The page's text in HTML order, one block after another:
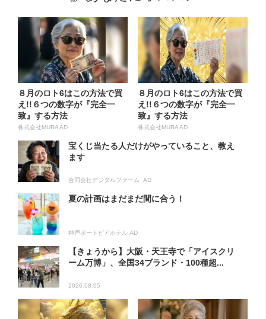
８月のロト6はこの方法で買
え!!６つの数字が『完全一
致』する方法
株式会社MURA AD
８月のロト6はこの方法で買
え!!６つの数字が『完全一
致』する方法
株式会社MURA AD
宝くじ当たる人だけがやっていること、教え
ます
合同会社デジタルファーム AD
夏の計画はまだまだ間に合う！
神戸ポートピアホテル AD
【きょうから】大阪・天王寺で「アイスクリ
ーム万博」、全国34ブランド・100種超...
2026.08.05